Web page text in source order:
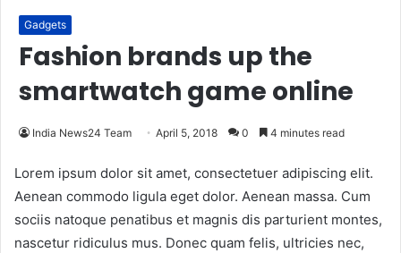
Gadgets
Fashion brands up the
smartwatch game online
India News24 Team April 5, 2018 0 4 minutes read
Lorem ipsum dolor sit amet, consectetuer adipiscing elit.
Aenean commodo ligula eget dolor. Aenean massa. Cum
sociis natoque penatibus et magnis dis parturient montes,
nascetur ridiculus mus. Donec quam felis, ultricies nec,